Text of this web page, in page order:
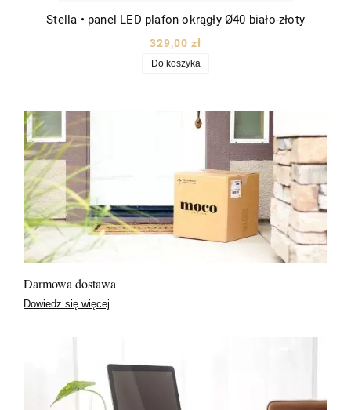
Stella • panel LED plafon okrągły Ø40 biało-złoty
329,00 zł
Do koszyka
Darmowa dostawa
Dowiedz się więcej